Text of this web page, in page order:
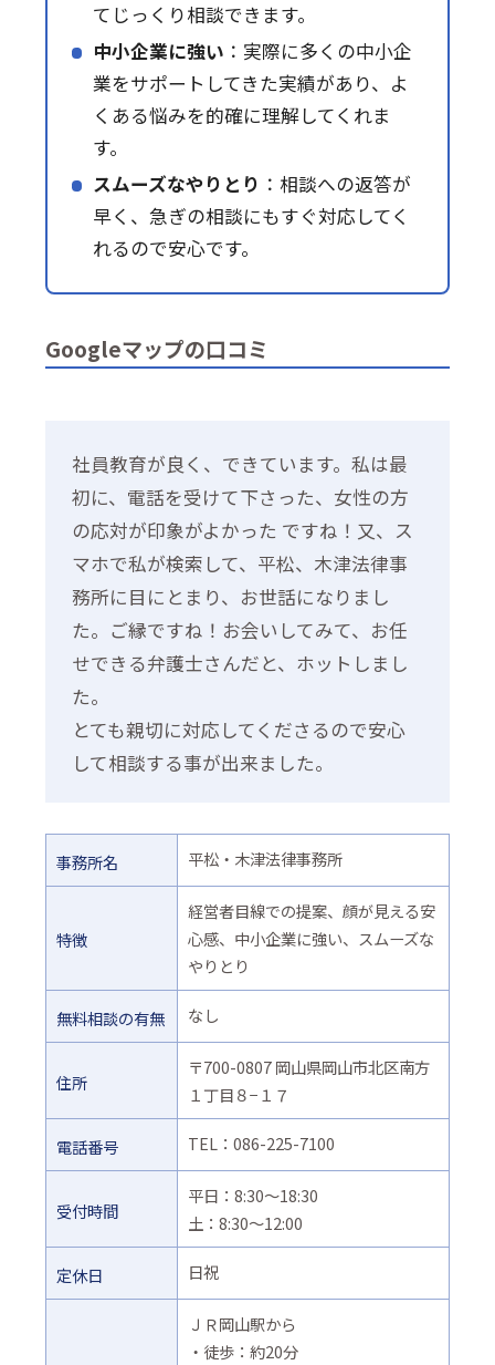
てじっくり相談できます。
中小企業に強い ：実際に多くの中小企
業をサポートしてきた実績があり、よ
くある悩みを的確に理解してくれま
す。
スムーズなやりとり ：相談への返答が
早く、急ぎの相談にもすぐ対応してく
れるので安心です。
Googleマップの口コミ
社員教育が良く、できています。私は最
初に、電話を受けて下さった、女性の方
の応対が印象がよかった ですね！又、ス
マホで私が検索して、平松、木津法律事
務所に目にとまり、お世話になりまし
た。ご縁ですね！お会いしてみて、お任
せできる弁護士さんだと、ホットしまし
た。
とても親切に対応してくださるので安心
して相談する事が出来ました。
事務所名 平松・木津法律事務所
特徴
経営者目線での提案、顔が見える安
心感、中小企業に強い、スムーズな
やりとり
無料相談の有無 なし
住所
〒700-0807 岡山県岡山市北区南方
１丁目８−１７
電話番号 TEL：086-225-7100
受付時間
平日：8:30～18:30
土：8:30～12:00
定休日 日祝
ＪＲ岡山駅から
・徒歩：約20分